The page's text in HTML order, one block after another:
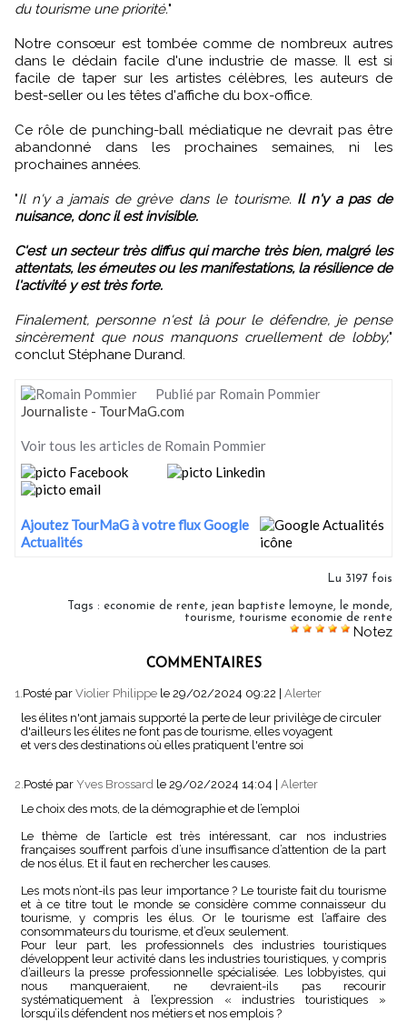
du tourisme une priorité."
Notre consœur est tombée comme de nombreux autres
dans le dédain facile d'une industrie de masse. Il est si
facile de taper sur les artistes célèbres, les auteurs de
best-seller ou les têtes d'affiche du box-office.
Ce rôle de punching-ball médiatique ne devrait pas être
abandonné dans les prochaines semaines, ni les
prochaines années.
"Il n'y a jamais de grève dans le tourisme. Il n'y a pas de
nuisance, donc il est invisible.
C'est un secteur très diffus qui marche très bien, malgré les
attentats, les émeutes ou les manifestations, la résilience de
l'activité y est très forte.
Finalement, personne n'est là pour le défendre, je pense
sincèrement que nous manquons cruellement de lobby,"
conclut Stéphane Durand.
Publié par Romain Pommier
Journaliste - TourMaG.com
Voir tous les articles de Romain Pommier
Ajoutez TourMaG à votre flux Google
Actualités
Lu 3197 fois
Tags : economie de rente, jean baptiste lemoyne, le monde,
tourisme, tourisme economie de rente
Notez
COMMENTAIRES
1. Posté par Violier Philippe le 29/02/2024 09:22
Alerter
les élites n'ont jamais supporté la perte de leur privilège de circuler
d'ailleurs les élites ne font pas de tourisme, elles voyagent
et vers des destinations où elles pratiquent l'entre soi
2.Posté par Yves Brossard le 29/02/2024 14:04
Alerter
Le choix des mots, de la démographie et de l’emploi
Le thème de l’article est très intéressant, car nos industries
françaises souffrent parfois d’une insuffisance d’attention de la part
de nos élus. Et il faut en rechercher les causes.
Les mots n’ont-ils pas leur importance ? Le touriste fait du tourisme
et à ce titre tout le monde se considère comme connaisseur du
tourisme, y compris les élus. Or le tourisme est l’affaire des
consommateurs du tourisme, et d’eux seulement.
Pour leur part, les professionnels des industries touristiques
développent leur activité dans les industries touristiques, y compris
d’ailleurs la presse professionnelle spécialisée. Les lobbyistes, qui
nous manqueraient, ne devraient-ils pas recourir
systématiquement à l’expression « industries touristiques »
lorsqu’ils défendent nos métiers et nos emplois ?